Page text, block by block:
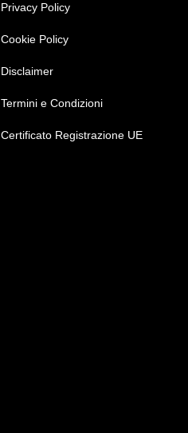
Privacy Policy
Cookie Policy
Disclaimer
Termini e Condizioni
Certificato Registrazione UE